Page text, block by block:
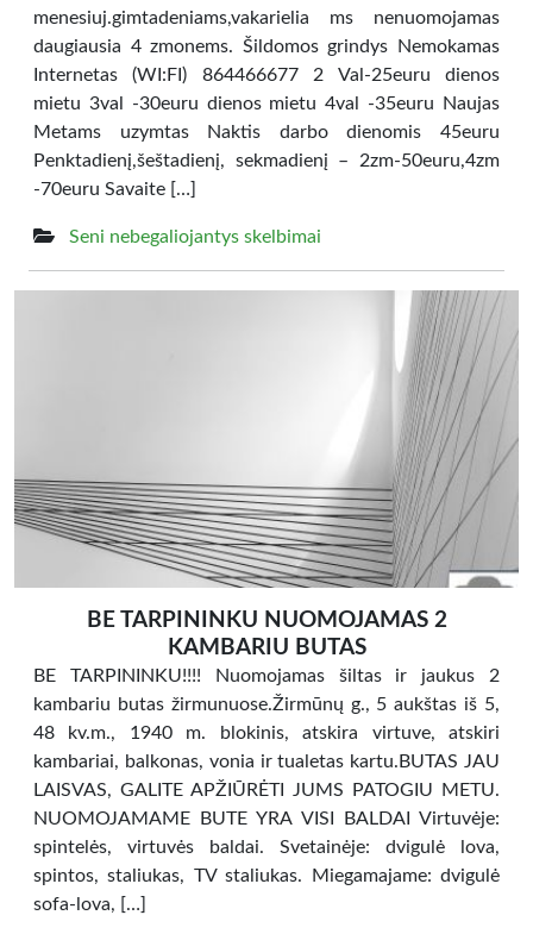
menesiuj.gimtadeniams,vakarielia ms nenuomojamas
daugiausia 4 zmonems. Šildomos grindys Nemokamas
Internetas (WI:FI) 864466677 2 Val-25euru dienos
mietu 3val -30euru dienos mietu 4val -35euru Naujas
Metams uzymtas Naktis darbo dienomis 45euru
Penktadienį,šeštadienį, sekmadienį – 2zm-50euru,4zm
-70euru Savaite […]
Seni nebegaliojantys skelbimai
BE TARPININKU NUOMOJAMAS 2
KAMBARIU BUTAS
BE TARPININKU!!!! Nuomojamas šiltas ir jaukus 2
kambariu butas žirmunuose.Žirmūnų g., 5 aukštas iš 5,
48 kv.m., 1940 m. blokinis, atskira virtuve, atskiri
kambariai, balkonas, vonia ir tualetas kartu.BUTAS JAU
LAISVAS, GALITE APŽIŪRĖTI JUMS PATOGIU METU.
NUOMOJAMAME BUTE YRA VISI BALDAI Virtuvėje:
spintelės, virtuvės baldai. Svetainėje: dvigulė lova,
spintos, staliukas, TV staliukas. Miegamajame: dvigulė
sofa-lova, […]